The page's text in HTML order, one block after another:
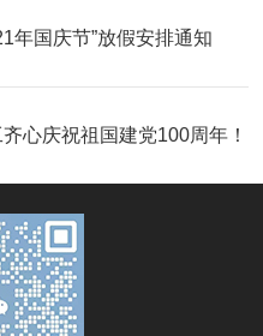
年国庆节”放假安排通知
心庆祝祖国建党100周年！